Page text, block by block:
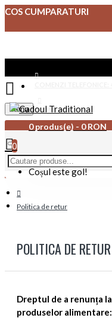
COS CUMPARATURI
CONTACT
Menu
0 produs(e) - 0 RON
0
Coșul este gol!
Politica de retur
POLITICA DE RETUR
Dreptul de a renunța
produselor alimentare: